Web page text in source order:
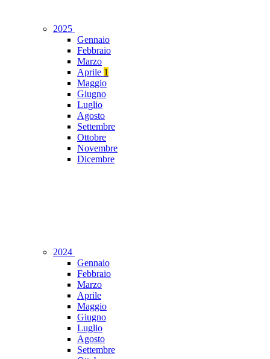
2025
Gennaio
Febbraio
Marzo
Aprile 1
Maggio
Giugno
Luglio
Agosto
Settembre
Ottobre
Novembre
Dicembre
2024
Gennaio
Febbraio
Marzo
Aprile
Maggio
Giugno
Luglio
Agosto
Settembre